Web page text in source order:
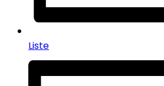
Liste